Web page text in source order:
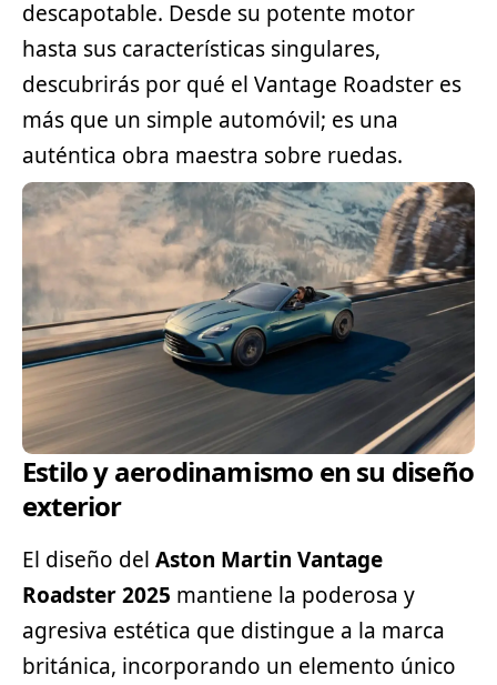
descapotable. Desde su potente motor
hasta sus características singulares,
descubrirás por qué el Vantage Roadster es
más que un simple automóvil; es una
auténtica obra maestra sobre ruedas.
Estilo y aerodinamismo en su diseño
exterior
El diseño del Aston Martin Vantage
Roadster 2025 mantiene la poderosa y
agresiva estética que distingue a la marca
británica, incorporando un elemento único